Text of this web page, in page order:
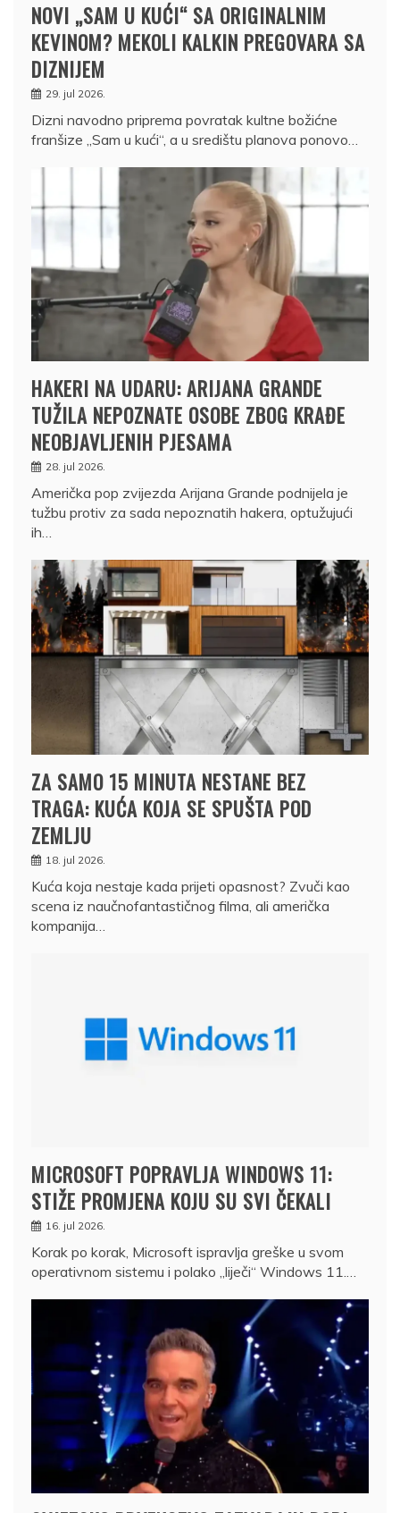
NOVI „SAM U KUĆI“ SA ORIGINALNIM
KEVINOM? MEKOLI KALKIN PREGOVARA SA
DIZNIJEM
29. jul 2026.
Dizni navodno priprema povratak kultne božićne
franšize „Sam u kući“, a u središtu planova ponovo…
HAKERI NA UDARU: ARIJANA GRANDE
TUŽILA NEPOZNATE OSOBE ZBOG KRAĐE
NEOBJAVLJENIH PJESAMA
28. jul 2026.
Američka pop zvijezda Arijana Grande podnijela je
tužbu protiv za sada nepoznatih hakera, optužujući
ih…
ZA SAMO 15 MINUTA NESTANE BEZ
TRAGA: KUĆA KOJA SE SPUŠTA POD
ZEMLJU
18. jul 2026.
Kuća koja nestaje kada prijeti opasnost? Zvuči kao
scena iz naučnofantastičnog filma, ali američka
kompanija…
MICROSOFT POPRAVLJA WINDOWS 11:
STIŽE PROMJENA KOJU SU SVI ČEKALI
16. jul 2026.
Korak po korak, Microsoft ispravlja greške u svom
operativnom sistemu i polako „liječi“ Windows 11.…